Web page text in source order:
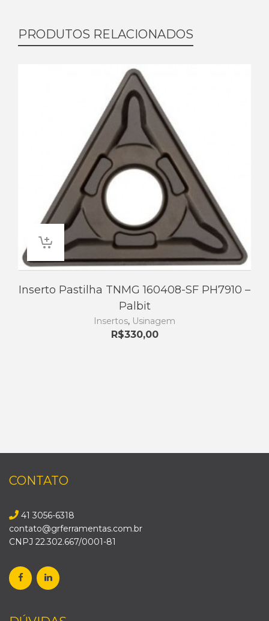
PRODUTOS RELACIONADOS
Inserto Pastilha TNMG 160408-SF PH7910 –
Palbit
Insertos, Usinagem
R$330,00
CONTATO
41 3056-6318
contato@grferramentas.com.br
CNPJ 22.302.667/0001-81